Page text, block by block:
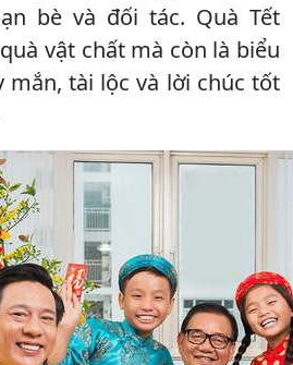
bè và đối tác. Quà Tết
vật chất mà còn là biểu
mắn, tài lộc và lời chúc tốt